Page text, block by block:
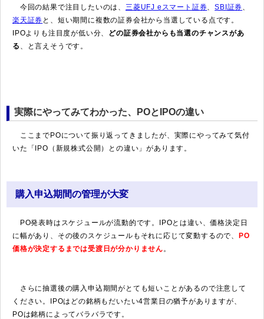
今回の結果で注目したいのは、 三菱UFJ eスマート証券、SBI証券、
楽天証券 と、短い期間に複数の証券会社から当選している点です。
IPOよりも注目度が低い分、
どの証券会社からも当選のチャンスがあ
る 、と言えそうです。
実際にやってみてわかった、POとIPOの違い
ここまでPOについて振り返ってきましたが、実際にやってみて気付
いた「IPO（新規株式公開）との違い」があります。
購入申込期間の管理が大変
PO発表時はスケジュールが流動的です。IPOとは違い、価格決定日
に幅があり、その後のスケジュールもそれに応じて変動するので、
PO
価格が決定するまでは受渡日が分かりません。
さらに抽選後の購入申込期間がとても短いことがあるので注意して
ください。IPOはどの銘柄もだいたい4営業日の猶予がありますが、
POは銘柄によってバラバラです。